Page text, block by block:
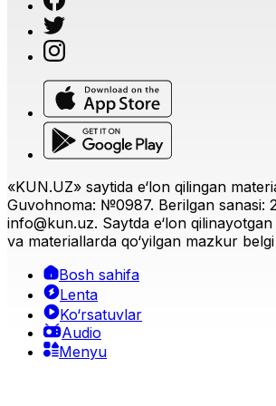
«KUN.UZ» saytida e‘lon qilingan
Guvohnoma: №0987. Berilgan sanasi:
info@kun.uz. Saytda e‘lon
va materiallarda qo‘yilgan mazkur
Bosh sahifa
Lenta
Ko‘rsatuvlar
Audio
Menyu